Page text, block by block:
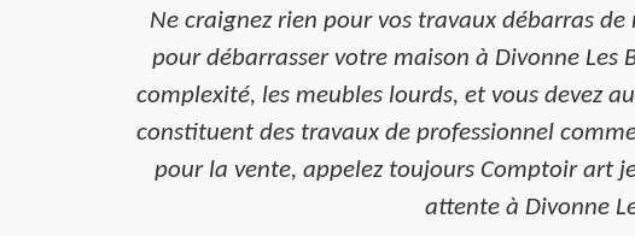
Ne craignez rien pour vos travaux débarras
pour débarrasser votre maison à Divonne
complexité, les meubles lourds, et vous devez
constituent des travaux de professionnel
pour la vente, appelez toujours Comptoir art
attente à Divonne